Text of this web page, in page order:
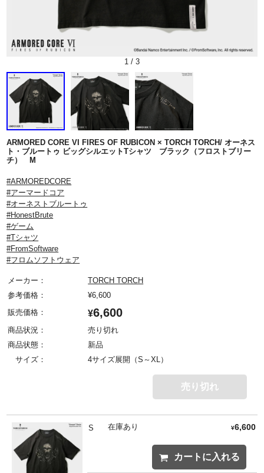
1 / 3
ARMORED CORE VI FIRES OF RUBICON × TORCH TORCH/ オーネス
ト・ブルートゥ ビッグシルエットTシャツ ブラック（フロストブリー
チ） M
#ARMOREDCORE
#アーマードコア
#オーネストブルートゥ
#HonestBrute
#ゲーム
#Tシャツ
#FromSoftware
#フロムソフトウェア
メーカー：
TORCH TORCH
参考価格：
¥6,600
販売価格：
¥6,600
商品状況：
売り切れ
商品状態：
新品
サイズ：
4サイズ展開（S～XL）
売り切れ
S 在庫あり ¥6,600
カートに入れる